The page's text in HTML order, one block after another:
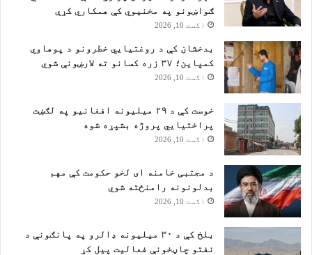
ګواښونو په مخنیوي کې همکاري کړې
اگست 10, 2026
بدخشان کې د روغتیايي خطرونو د پوهاوي
کمپاین؛ ۳۷ زره کسانو ته لارښونې شوي
اگست 10, 2026
خوست کې د ۲۹ میلیونه افغانیو په لګښت
پراختیايي پروژه بشپړه شوه
اگست 10, 2026
د مجتبی خامنه ای لخو حکومت کې مهم
بدلونونه رامنځته شوي
اگست 10, 2026
بلخ کې د ۳۰ میلیونه ډالرو په پانګونې د
نفتو چاڼخونې فعالیت پیل کړ